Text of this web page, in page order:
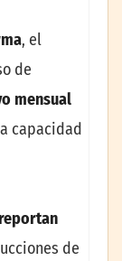
, el
de
mensual
capacidad
de